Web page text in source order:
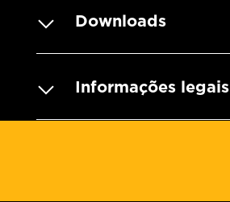
Downloads
Informações legais